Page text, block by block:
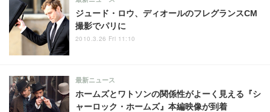
ジュード・ロウ、ディオールのフレグランスCM
撮影でパリに
2010.3.26 Fri 11:10
ホームズとワトソンの関係性がよーく見える『シ
ャーロック・ホームズ』本編映像が到着
最新ニュース